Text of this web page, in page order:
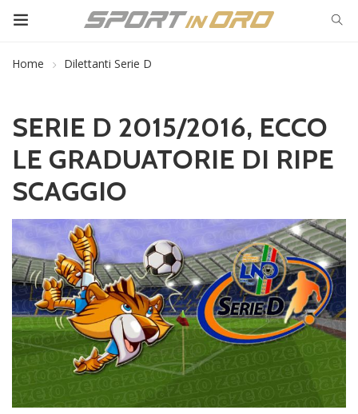
Home Dilettanti Serie D
SERIE D 2015/2016, ECCO
LE GRADUATORIE DI RIPE
SCAGGIO